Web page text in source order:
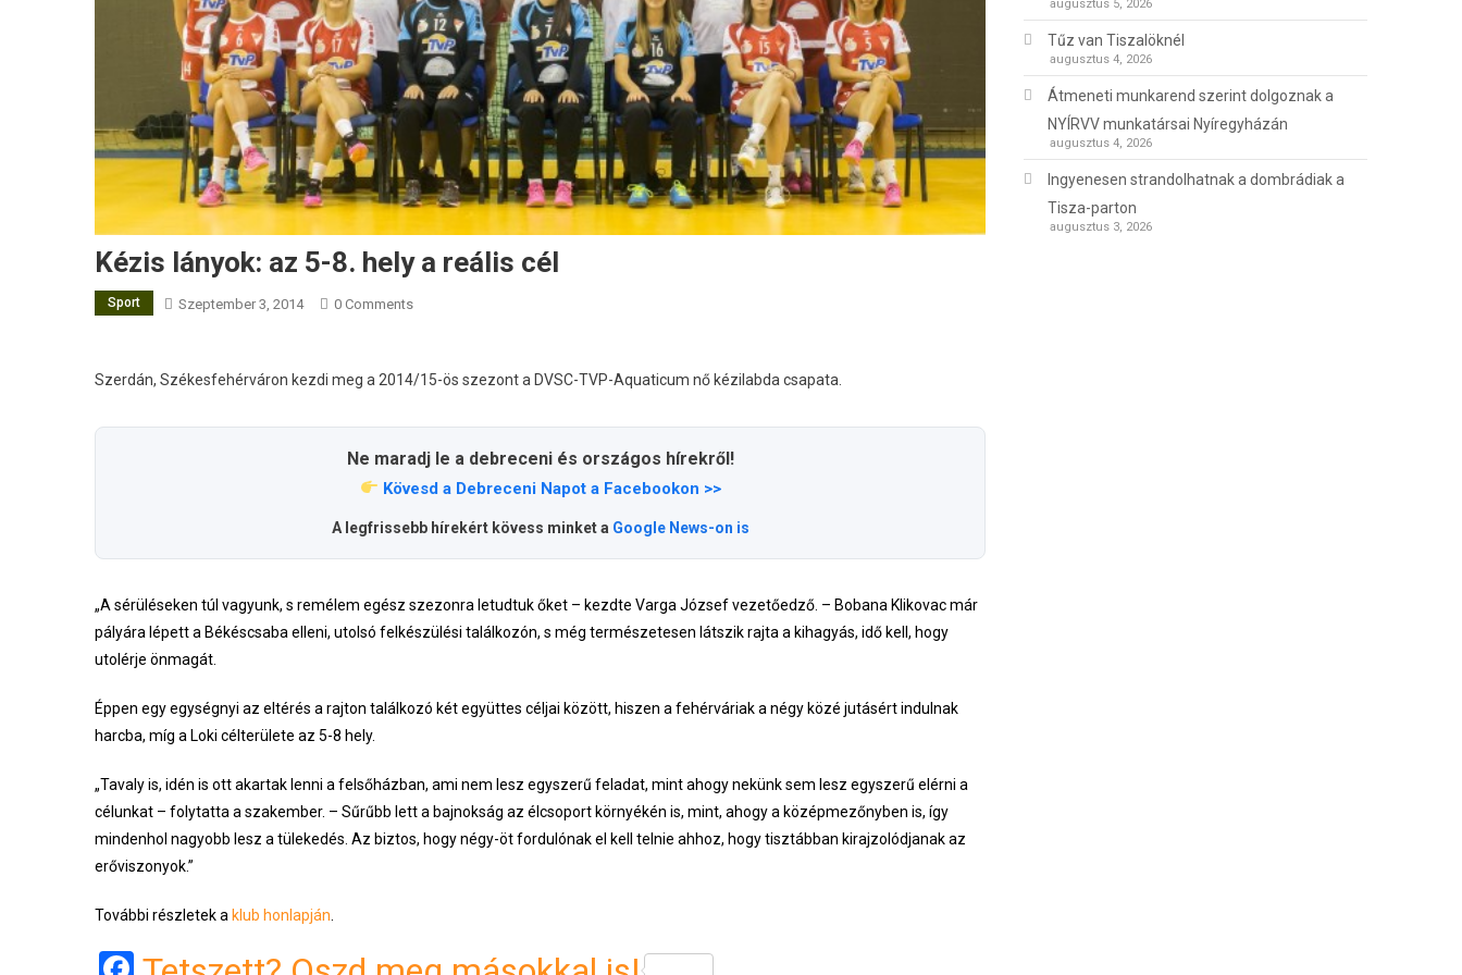
Kézis lányok: az 5-8. hely a reális cél
Sport Szeptember 3, 2014 0 Comments
Szerdán, Székesfehérváron kezdi meg a 2014/15-ös szezont a DVSC-TVP-Aquaticum nő kézilabda csapata.
Ne maradj le a debreceni és országos hírekről!
Kövesd a Debreceni Napot a Facebookon >>
A legfrissebb hírekért kövess minket a Google News-on is
„A sérüléseken túl vagyunk, s remélem egész szezonra letudtuk őket – kezdte Varga József vezetőedző. – Bobana Klikovac már
pályára lépett a Békéscsaba elleni, utolsó felkészülési találkozón, s még természetesen látszik rajta a kihagyás, idő kell, hogy
utolérje önmagát.
Éppen egy egységnyi az eltérés a rajton találkozó két együttes céljai között, hiszen a fehérváriak a négy közé jutásért indulnak
harcba, míg a Loki célterülete az 5-8 hely.
„Tavaly is, idén is ott akartak lenni a felsőházban, ami nem lesz egyszerű feladat, mint ahogy nekünk sem lesz egyszerű elérni a
célunkat – folytatta a szakember. – Sűrűbb lett a bajnokság az élcsoport környékén is, mint, ahogy a középmezőnyben is, így
mindenhol nagyobb lesz a tülekedés. Az biztos, hogy négy-öt fordulónak el kell telnie ahhoz, hogy tisztábban kirajzolódjanak az
erőviszonyok.”
További részletek a klub honlapján
augusztus 5, 2026
Tűz van Tiszalöknél
augusztus 4, 2026
Átmeneti munkarend szerint dolgoznak a
NYÍRVV munkatársai Nyíregyházán
augusztus 4, 2026
Ingyenesen strandolhatnak a dombrádiak a
Tisza-parton
augusztus 3, 2026